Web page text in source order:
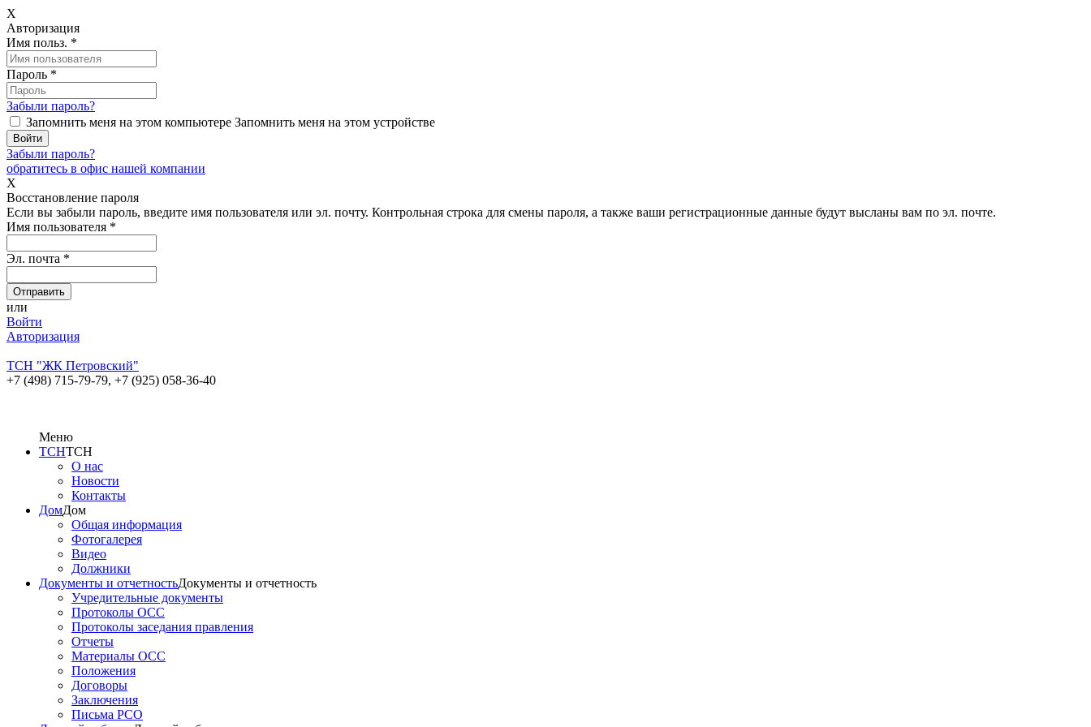
X
Авторизация
Имя польз. *
Пароль *
Забыли пароль?
Запомнить меня на этом компьютере Запомнить меня на этом устройстве
Забыли пароль?
обратитесь в офис нашей компании
X
Восстановление пароля
Если вы забыли пароль, введите имя пользователя или эл. почту. Контрольная строка для смены пароля, а также ваши регистрационные данные будут высланы вам по эл. почте.
Имя пользователя *
Эл. почта *
или
Войти
Авторизация
ТСН "ЖК Петровский"
+7 (498) 715-79-79, +7 (925) 058-36-40
Меню
ТСНТСН
О нас
Новости
Контакты
ДомДом
Общая информация
Фотогалерея
Видео
Должники
Документы и отчетностьДокументы и отчетность
Учредительные документы
Протоколы ОСС
Протоколы заседания правления
Отчеты
Материалы ОСС
Положения
Договоры
Заключения
Письма РСО